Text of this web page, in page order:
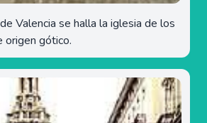
Valencia se halla la iglesia de los
origen gótico.